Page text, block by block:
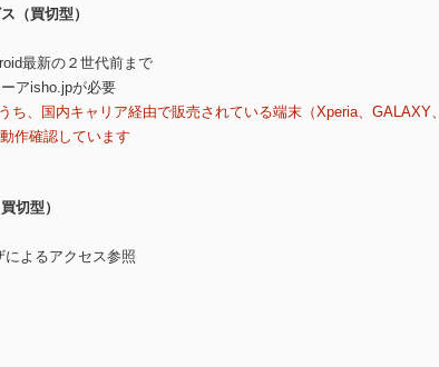
（買切型）
最新の２世代前まで
アisho.jpが必要
、国内キャリア経由で販売されている端末（Xperia、GALAXY、
作確認しています
切型）
よるアクセス参照